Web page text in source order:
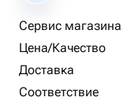
Сервис магазина
Цена/Качество
Доставка
Соответствие